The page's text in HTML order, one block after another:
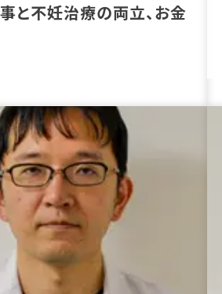
と不妊治療の両立、お金